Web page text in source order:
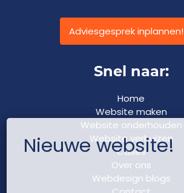
Adviesgesprek inplannen!
Snel naar:
Home
Website maken
Website onderhouden
Website verhuizen
Cases
Over ons
Webdesign blogs
Nieuwe website!